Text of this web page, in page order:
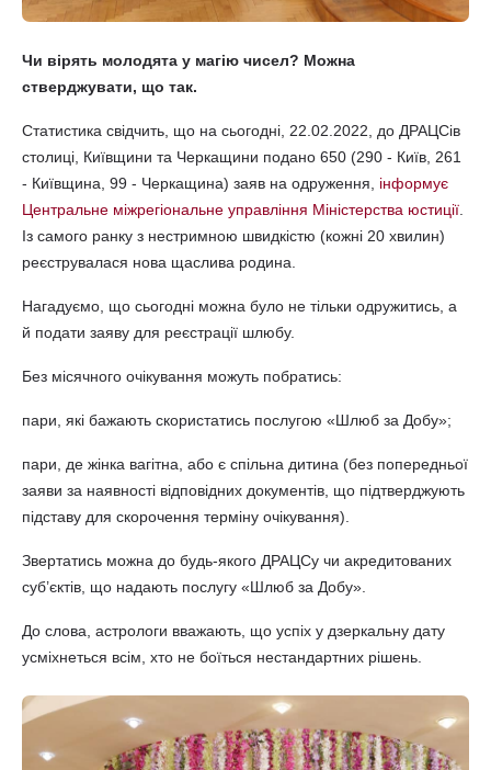
Чи вірять молодята у магію чисел? Можна
стверджувати, що так.
Статистика свідчить, що на сьогодні, 22.02.2022, до ДРАЦСів
столиці, Київщини та Черкащини подано 650 (290 - Київ, 261
- Київщина, 99 - Черкащина) заяв на одруження, інформує
Центральне міжрегіональне управління Міністерства юстиції.
Із самого ранку з нестримною швидкістю (кожні 20 хвилин)
реєструвалася нова щаслива родина.
Нагадуємо, що сьогодні можна було не тільки одружитись, а
й подати заяву для реєстрації шлюбу.
Без місячного очікування можуть побратись:
пари, які бажають скористатись послугою «Шлюб за Добу»;
пари, де жінка вагітна, або є спільна дитина (без попередньої
заяви за наявності відповідних документів, що підтверджують
підставу для скорочення терміну очікування).
Звертатись можна до будь-якого ДРАЦСу чи акредитованих
суб’єктів, що надають послугу «Шлюб за Добу».
До слова, астрологи вважають, що успіх у дзеркальну дату
усміхнеться всім, хто не боїться нестандартних рішень.